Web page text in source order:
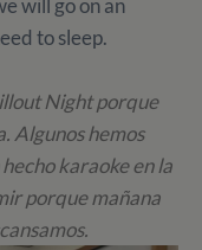
to sleep.
Night porque
Algunos hemos
karaoke en la
porque mañana